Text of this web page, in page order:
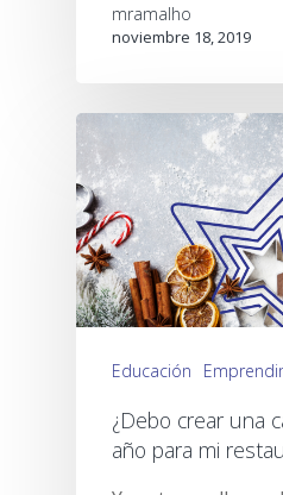
mramalho
noviembre 18, 2019
Educación
¿Debo crear una
año para mi